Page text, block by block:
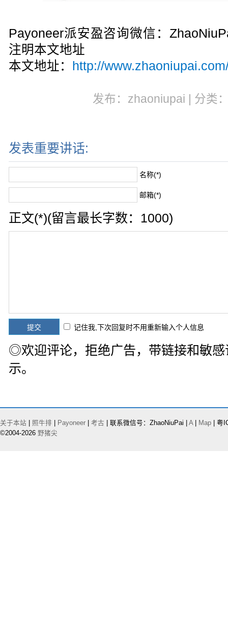
Payoneer派安盈咨询微信：
注明本文地址
本文地址：
http://
发布：zhaoniupai | 分类
发表重要讲话:
名称(*)
邮箱(*)
正文(*)(留言最长字数：1000)
记住我,下次回复时不用重新输入个人信息
◎欢迎评论，拒绝广告，带链接和敏
示。
关于本站 照牛排 Payoneer 考古 | 联系微信号：ZhaoNiuPai | A| Map | 粤
©2004-2026 野猪尖